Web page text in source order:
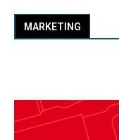
MARKETING